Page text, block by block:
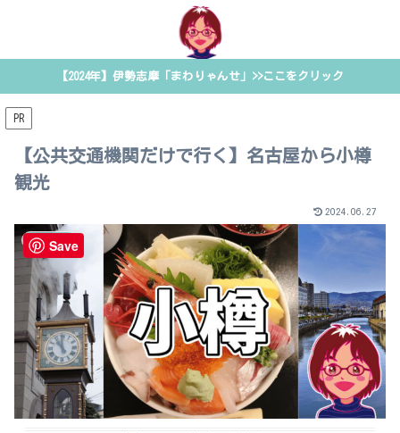
【2024年】伊勢志摩「まわりゃんせ」>>ここをクリック
PR
【公共交通機関だけで行く】名古屋から小樽
観光
2024.06.27
国内旅行Save